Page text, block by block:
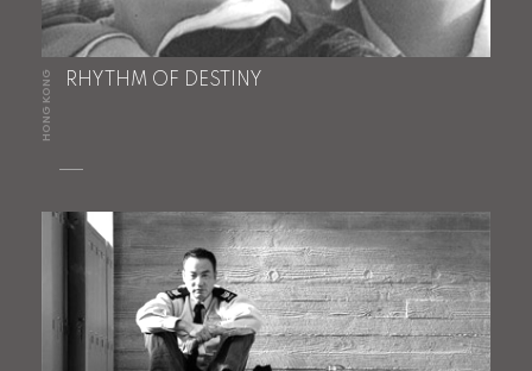
HONG KONG RHYTHM OF DESTINY